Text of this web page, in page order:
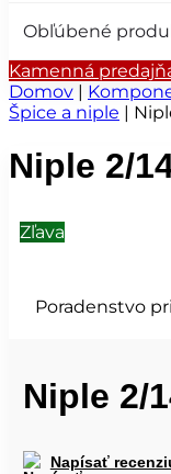
Obľúbené
Kamenná
Domov |
Špice a niple |
Niple 2/
Zľava
Poradenstvo
Niple 2/
Napísať